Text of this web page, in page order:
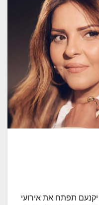
תפתח את אירועי